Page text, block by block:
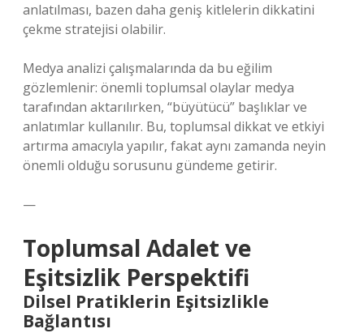
anlatılması, bazen daha geniş kitlelerin dikkatini
çekme stratejisi olabilir.
Medya analizi çalışmalarında da bu eğilim
gözlemlenir: önemli toplumsal olaylar medya
tarafından aktarılırken, “büyütücü” başlıklar ve
anlatımlar kullanılır. Bu, toplumsal dikkat ve etkiyi
artırma amacıyla yapılır, fakat aynı zamanda neyin
önemli olduğu sorusunu gündeme getirir.
—
Toplumsal Adalet ve
Eşitsizlik Perspektifi
Dilsel Pratiklerin Eşitsizlikle
Bağlantısı